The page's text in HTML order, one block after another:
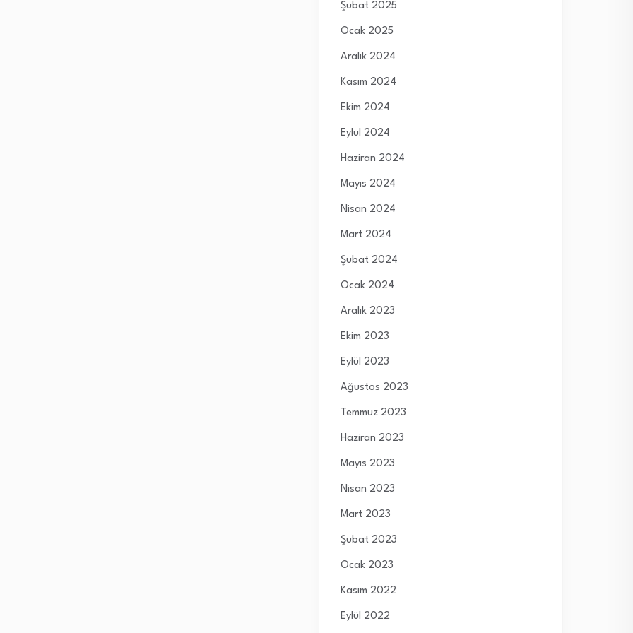
Şubat 2025
Ocak 2025
Aralık 2024
Kasım 2024
Ekim 2024
Eylül 2024
Haziran 2024
Mayıs 2024
Nisan 2024
Mart 2024
Şubat 2024
Ocak 2024
Aralık 2023
Ekim 2023
Eylül 2023
Ağustos 2023
Temmuz 2023
Haziran 2023
Mayıs 2023
Nisan 2023
Mart 2023
Şubat 2023
Ocak 2023
Kasım 2022
Eylül 2022